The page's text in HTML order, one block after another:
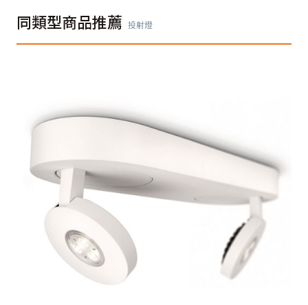
同類型商品推薦 投射燈